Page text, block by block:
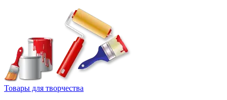
Товары для творчества